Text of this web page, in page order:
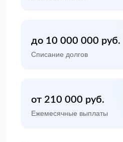
до 10 000 000 руб.
Списание долгов
от 210 000 руб.
Ежемесячные выплаты